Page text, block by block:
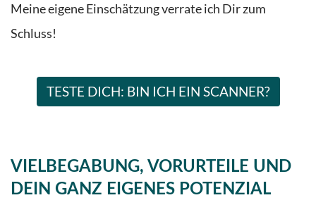
MeineeigeneEinschätzungverrate ich Dirzum
Schluss!
TESTE DICH: BIN ICH EIN SCANNER?
VIELBEGABUNG, VORURTEILE UND
DEIN GANZ EIGENES POTENZIAL